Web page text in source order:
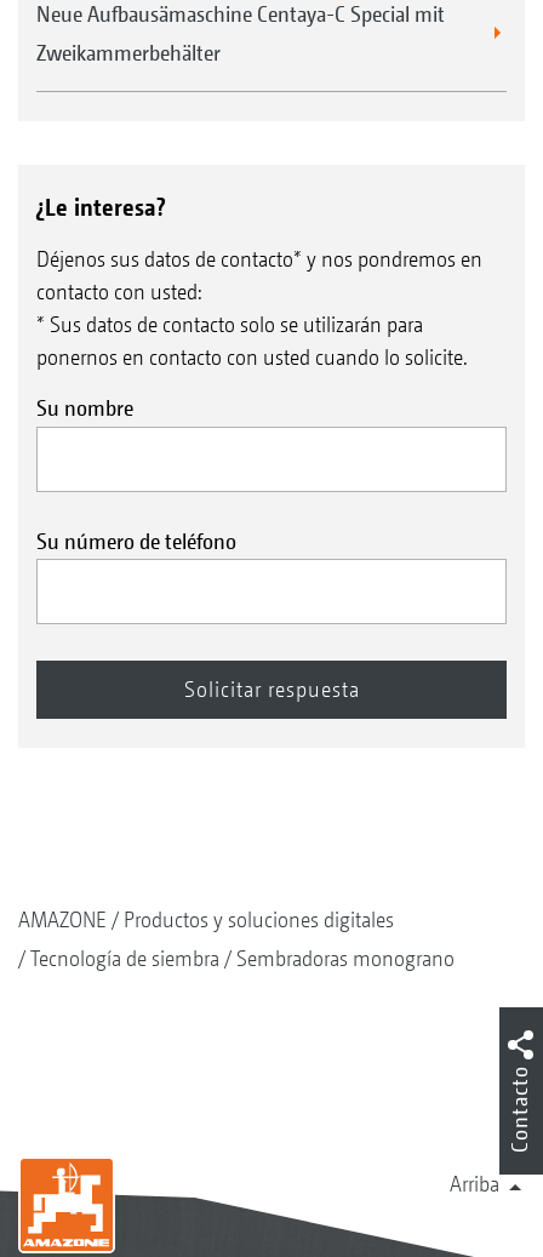
Neue Aufbausämaschine Centaya-C Special mit
Zweikammerbehälter
¿Le interesa?
Déjenos sus datos de contacto* y nos pondremos en
contacto con usted:
* Sus datos de contacto solo se utilizarán para
ponernos en contacto con usted cuando lo solicite.
Su nombre
Su número de teléfono
AMAZONE
Productos y soluciones digitales
Tecnología de siembra
Sembradoras monograno
Arriba
Contacto